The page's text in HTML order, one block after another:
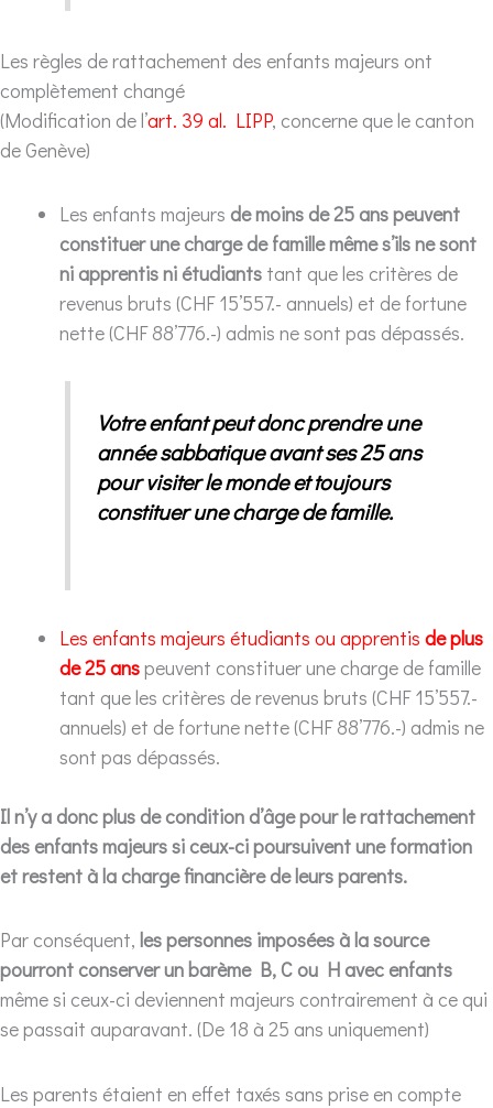
Les règles de rattachement des enfants majeurs ont
complètement changé
(Modification de l’art. 39 al. LIPP, concerne que le canton
de Genève)
Les enfants majeurs de moins de 25 ans peuvent
constituer une charge de famille même s’ils ne sont
ni apprentis ni étudiants tant que les critères de
revenus bruts (CHF 15’557.- annuels) et de fortune
nette (CHF 88’776.-) admis ne sont pas dépassés.
Votre enfant peut donc prendre une
année sabbatique avant ses 25 ans
pour visiter le monde et toujours
constituer une charge de famille.
Les enfants majeurs étudiants ou apprentis de plus
de 25 anspeuvent constituer une charge de famille
tant que les critères de revenus bruts (CHF 15’557.-
annuels) et de fortune nette (CHF 88’776.-) admis ne
sont pas dépassés.
Il n’y a donc plus de condition d’âge pour le rattachement
des enfants majeurs si ceux-ci poursuivent une formation
et restent à la charge financière de leurs parents.
Par conséquent, les personnes imposées à la source
pourront conserver un barème B, C ou H avec enfants
même si ceux-ci deviennent majeurs contrairement à ce qui
se passait auparavant. (De 18 à 25 ans uniquement)
Les parents étaient en effet taxés sans prise en compte